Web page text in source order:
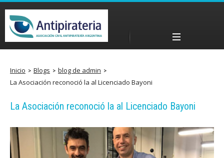
contenido
principal
Menú principal
Inicio Blogs
blog de admin
La Asociación reconoció la al Licenciado Bayoni
La Asociación reconoció la al Licenciado Bayoni